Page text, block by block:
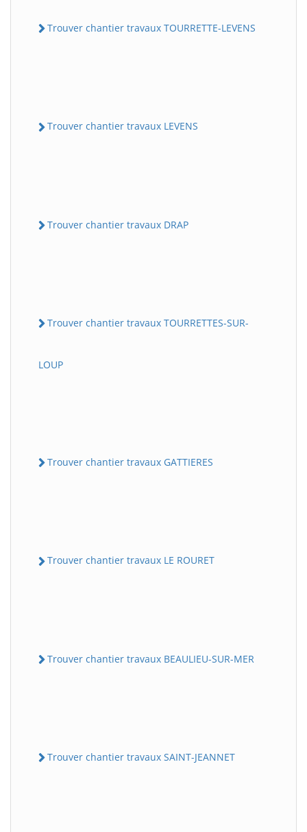
Trouver chantier travaux TOURRETTE-LEVENS
Trouver chantier travaux LEVENS
Trouver chantier travaux DRAP
Trouver chantier travaux TOURRETTES-SUR-
LOUP
Trouver chantier travaux GATTIERES
Trouver chantier travaux LE ROURET
Trouver chantier travaux BEAULIEU-SUR-MER
Trouver chantier travaux SAINT-JEANNET